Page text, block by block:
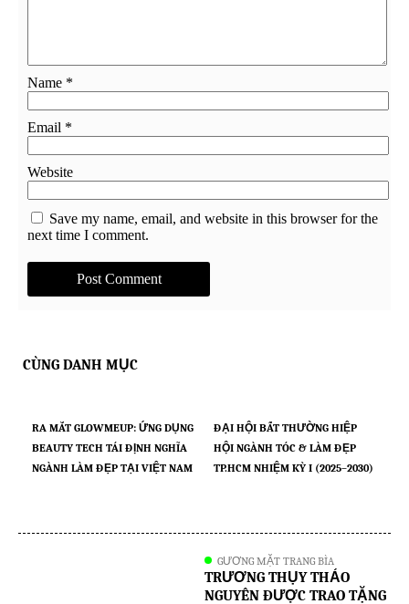
Name *
Email *
Website
Save my name, email, and website in this browser for the
next time I comment.
CÙNG DANH MỤC
RA MẮT GLOWMEUP: ỨNG DỤNG
BEAUTY TECH TÁI ĐỊNH NGHĨA
NGÀNH LÀM ĐẸP TẠI VIỆT NAM
ĐẠI HỘI BẤT THƯỜNG HIỆP
HỘI NGÀNH TÓC & LÀM ĐẸP
TP.HCM NHIỆM KỲ I (2025–2030)
GƯƠNG MẶT TRANG BÌA
TRƯƠNG THỤY THẢO
NGUYÊN ĐƯỢC TRAO TẶNG